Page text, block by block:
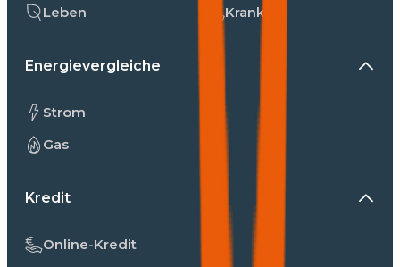
Leben
Kranken
Energievergleiche
Strom
Gas
Kredit
Online-Kredit